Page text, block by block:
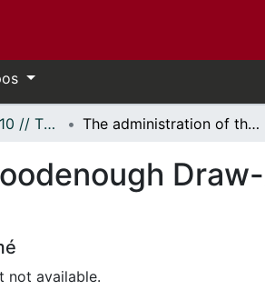
Thèses, 1910 - 2010 // Theses, 1910 - 2010 The administration of the Goodenough Draw-A-Man Test to Canadian Eskimos
not available.